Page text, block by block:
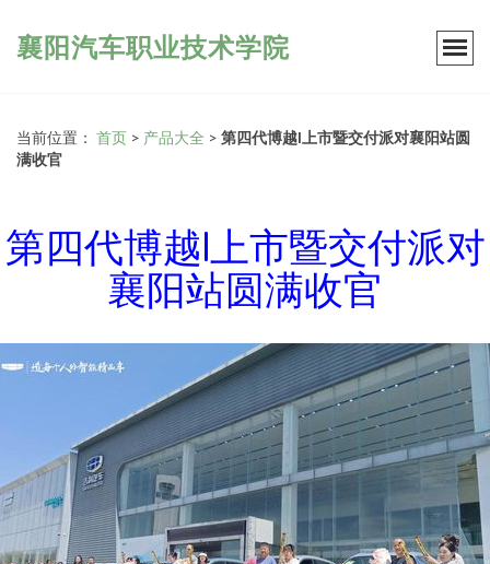
襄阳汽车职业技术学院
当前位置： 首页 > 产品大全 > 第四代博越l上市暨交付派对襄阳站圆
满收官
第四代博越l上市暨交付派对
襄阳站圆满收官